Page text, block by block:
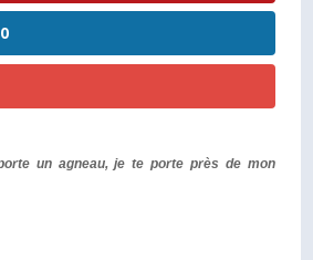
0
un agneau, je te porte près de mon